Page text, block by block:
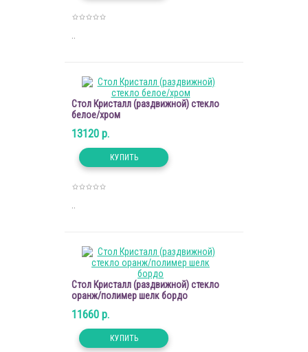
Стол Кристалл (раздвижной) стекло
белое/хром
13120 р.
Стол Кристалл (раздвижной) стекло
оранж/полимер шелк бордо
11660 р.